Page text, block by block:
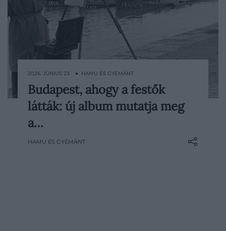
Megjelent a Budapest a festők szemével
című művészeti album, amely a főváros
több mint 150 éves történetét követi
fotókon keresztül. A Kieselbach Galéria új
2026. JÚNIUS 23. ● HAMU ÉS GYÉMÁNT
Budapest, ahogy a festők
látták: új album mutatja meg
a…
HAMU ÉS GYÉMÁNT